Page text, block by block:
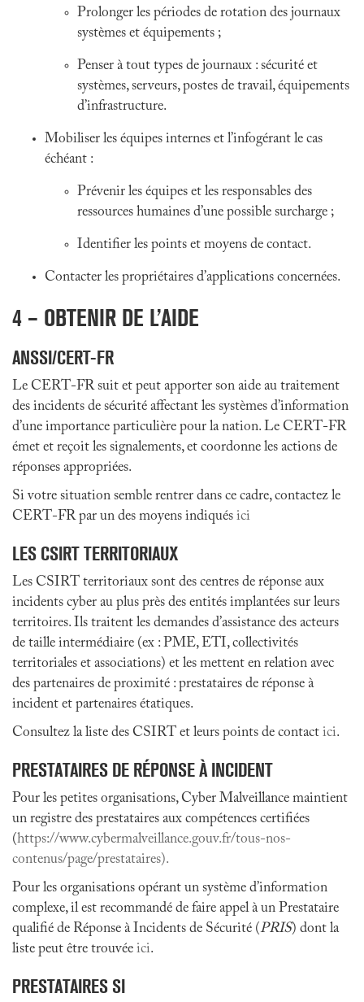
Prolonger les périodes de rotation des journaux
systèmes et équipements ;
Penser à tout types de journaux : sécurité et
systèmes, serveurs, postes de travail, équipements
d’infrastructure.
Mobiliser les équipes internes et l’infogérant le cas
échéant :
Prévenir les équipes et les responsables des
ressources humaines d’une possible surcharge ;
Identifier les points et moyens de contact.
Contacter les propriétaires d’applications concernées.
4 – OBTENIR DE L’AIDE
ANSSI/CERT-FR
Le CERT-FR suit et peut apporter son aide au traitement
des incidents de sécurité affectant les systèmes d’information
d’une importance particulière pour la nation. Le CERT-FR
émet et reçoit les signalements, et coordonne les actions de
réponses appropriées.
Si votre situation semble rentrer dans ce cadre, contactez le
CERT-FR par un des moyens indiqués ici
LES CSIRT TERRITORIAUX
Les CSIRT territoriaux sont des centres de réponse aux
incidents cyber au plus près des entités implantées sur leurs
territoires. Ils traitent les demandes d’assistance des acteurs
de taille intermédiaire (ex : PME, ETI, collectivités
territoriales et associations) et les mettent en relation avec
des partenaires de proximité : prestataires de réponse à
incident et partenaires étatiques.
Consultez la liste des CSIRT et leurs points de contact ici.
PRESTATAIRES DE RÉPONSE À INCIDENT
Pour les petites organisations, Cyber Malveillance maintient
un registre des prestataires aux compétences certifiées
(https://www.cybermalveillance.gouv.fr/tous-nos-
contenus/page/prestataires).
Pour les organisations opérant un système d’information
complexe, il est recommandé de faire appel à un Prestataire
qualifié de Réponse à Incidents de Sécurité (PRIS) dont la
liste peut être trouvée ici.
PRESTATAIRES SI